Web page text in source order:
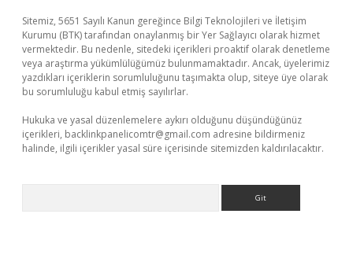
Sitemiz, 5651 Sayılı Kanun gereğince Bilgi Teknolojileri ve İletişim
Kurumu (BTK) tarafından onaylanmış bir Yer Sağlayıcı olarak hizmet
vermektedir. Bu nedenle, sitedeki içerikleri proaktif olarak denetleme
veya araştırma yükümlülüğümüz bulunmamaktadır. Ancak, üyelerimiz
yazdıkları içeriklerin sorumluluğunu taşımakta olup, siteye üye olarak
bu sorumluluğu kabul etmiş sayılırlar.
Hukuka ve yasal düzenlemelere aykırı olduğunu düşündüğünüz
içerikleri, backlinkpanelicomtr@gmail.com adresine bildirmeniz
halinde, ilgili içerikler yasal süre içerisinde sitemizden kaldırılacaktır.